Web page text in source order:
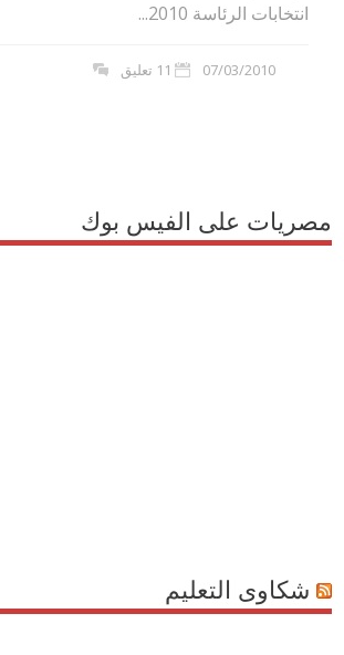
انتخابات الرئاسة 2010...
07/03/2010 11 تعليق
مصريات على الفيس بوك
شكاوى التعليم